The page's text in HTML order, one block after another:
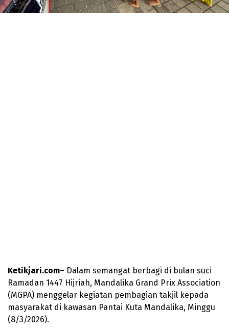
Ketikjari.com– Dalam semangat berbagi di bulan suci
Ramadan 1447 Hijriah, Mandalika Grand Prix Association
(MGPA) menggelar kegiatan pembagian takjil kepada
masyarakat di kawasan Pantai Kuta Mandalika, Minggu
(8/3/2026).